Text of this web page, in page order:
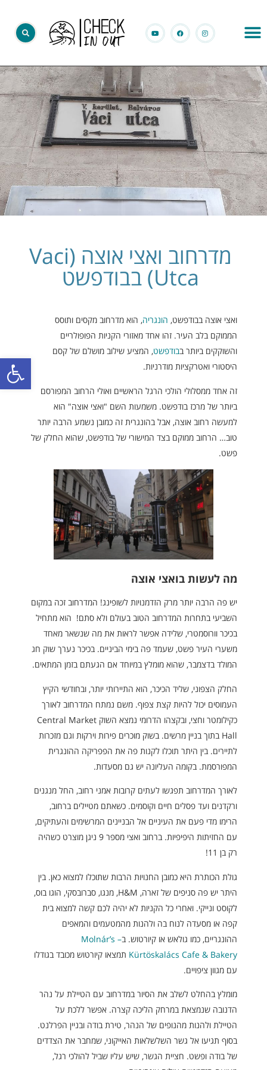
פתח
מדרחוב ואצי אוצה (Vaci
Utca) בבודפשט
ואצי אוצה בבודפשט, הונגריה, הוא מדרחוב מקסים ותוסס
הממוקם בלב העיר. זהו אחד מאזורי הקניות הפופולריים
והשוקקים ביותר בבודפשט, המציע שילוב מושלם של קסם
היסטורי ואטרקציות מודרניות.
זה אחד ממסלולי הולכי הרגל הראשיים ואולי הרחוב המפורסם
ביותר של מרכז בודפשט. משמעות השם "ואצי אוצה" הוא
למעשה רחוב אוצה, אבל בהונגרית זה כמובן נשמע הרבה יותר
טוב… הרחוב ממוקם בצד המישורי של בודפשט, שהוא החלק של
פשט.
מה לעשות בואצי אוצה
יש פה הרבה יותר מרק הזדמנויות לשופינג! המדרחוב זכה במקום
השביעי בתחרות המדרחוב הטוב בעולם ולא סתם! הוא מתחיל
בכיכר וורוסמטרי, שלידה אפשר לראות את מה שנשאר מאחד
משערי העיר פשט, שעמד פה בימי הביניים. בכיכר נערך שוק חג
המולד בדצמבר, שהוא מומלץ במיוחד אם הגעתם בזמן המתאים.
החלק הצפוני, שליד הכיכר, הוא התיירותי יותר, ובחודשי הקיץ
העמוסים יכול להיות קצת צפוף. משם נמתח המדרחוב לאורך
כקילומטר וחצי, ובקצהו הדרומי נמצא השוק Central Market
Hall בתוך בניין מרשים. בשוק מוכרים פירות וירקות וגם מזכרות
לתיירים. בין היתר תוכלו לקנות פה את הפפריקה ההונגרית
המפורסמת. בקומה העליונה יש גם מסעדות.
לאורך המדרחוב תפגשו לעתים קרובות אמני רחוב, החל מנגנים
ורקדנים ועד פסלים חיים וקוסמים. כשאתם מטיילים ברחוב,
הרימו מדי פעם את העיניים אל הבניינים המרשימים והעתיקים,
עם החזיתות היפיפיות. ברחוב ואצי מספר 9 ניגן מוצרט כשהיה
רק בן 11!
גולת הכותרת היא כמובן החנויות הרבות שתוכלו למצוא כאן. בין
היתר יש פה סניפים של זארה, H&M, מנגו, סברובסקי, הוגו בוס,
לקוסט ונייקי. ואחרי כל הקניות לא יהיה לכם קשה למצוא בית
קפה או מסעדה לנוח בה ולהנות מהמטעמים והמאפים
ההונגריים, כמו גולאש או קיורטוש. ב
– Molnár’s
Kürtöskalács Cafe & Bakery תמצאו קיורטוש מכובד בגודלו
עם מגוון ציפויים.
מומלץ בהחלט לשלב את הסיור במדרחוב עם הטיילת על נהר
הדנובה שנמצאת במרחק הליכה קצרה. אפשר ללכת על
הטיילת ולהנות מהנופים של הנהר, טירת בודה ובניין הפרלנט.
בסוף תגיעו אל גשר השלשלאות האייקוני, שמחבר את הצדדים
של בודה ופשט. חציית הגשר, שיש עליו שביל להולכי רגל,